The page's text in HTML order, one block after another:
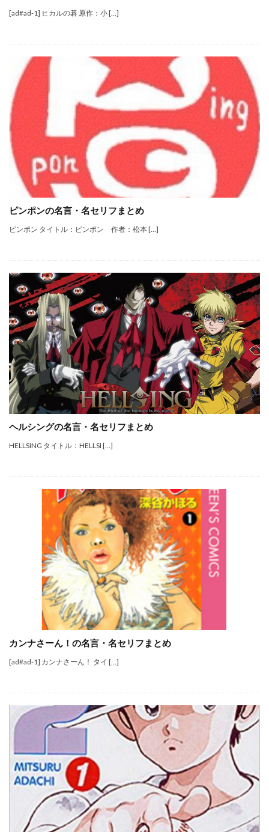
[ad#ad-1] ヒカルの碁 原作：小 […]
ピンポンの名言・名セリフまとめ
ピンポン タイトル：ピンポン 作者：松本 […]
ヘルシングの名言・名セリフまとめ
HELLSING タイトル：HELLSI […]
カンナさーん！の名言・名セリフまとめ
[ad#ad-1] カンナさーん！ タイ […]